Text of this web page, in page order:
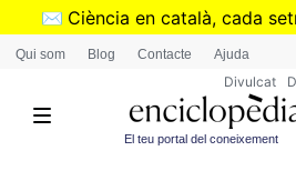
Vés
✉️ Ciència en català, cada
➜Subscriu-te al butlletí
Qui som Blog Contacte Ajuda
Divulcat
El teu portal del coneixement